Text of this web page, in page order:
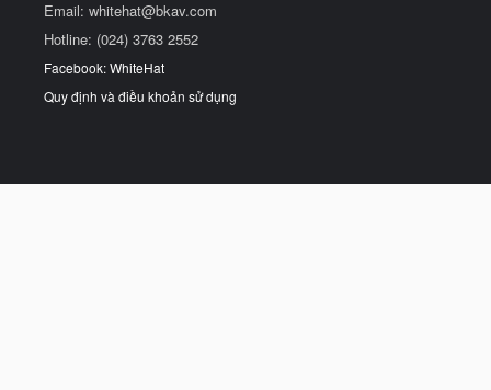
Email: whitehat@bkav.com
Hotline: (024) 3763 2552
Facebook: WhiteHat
Quy định và điều khoản sử dụng